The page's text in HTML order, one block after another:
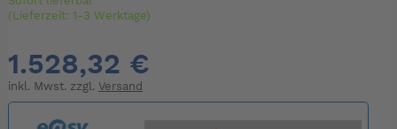
(Lieferzeit: 1-3 Werktage)
1.528,32 €
inkl. Mwst. zzgl. Versand